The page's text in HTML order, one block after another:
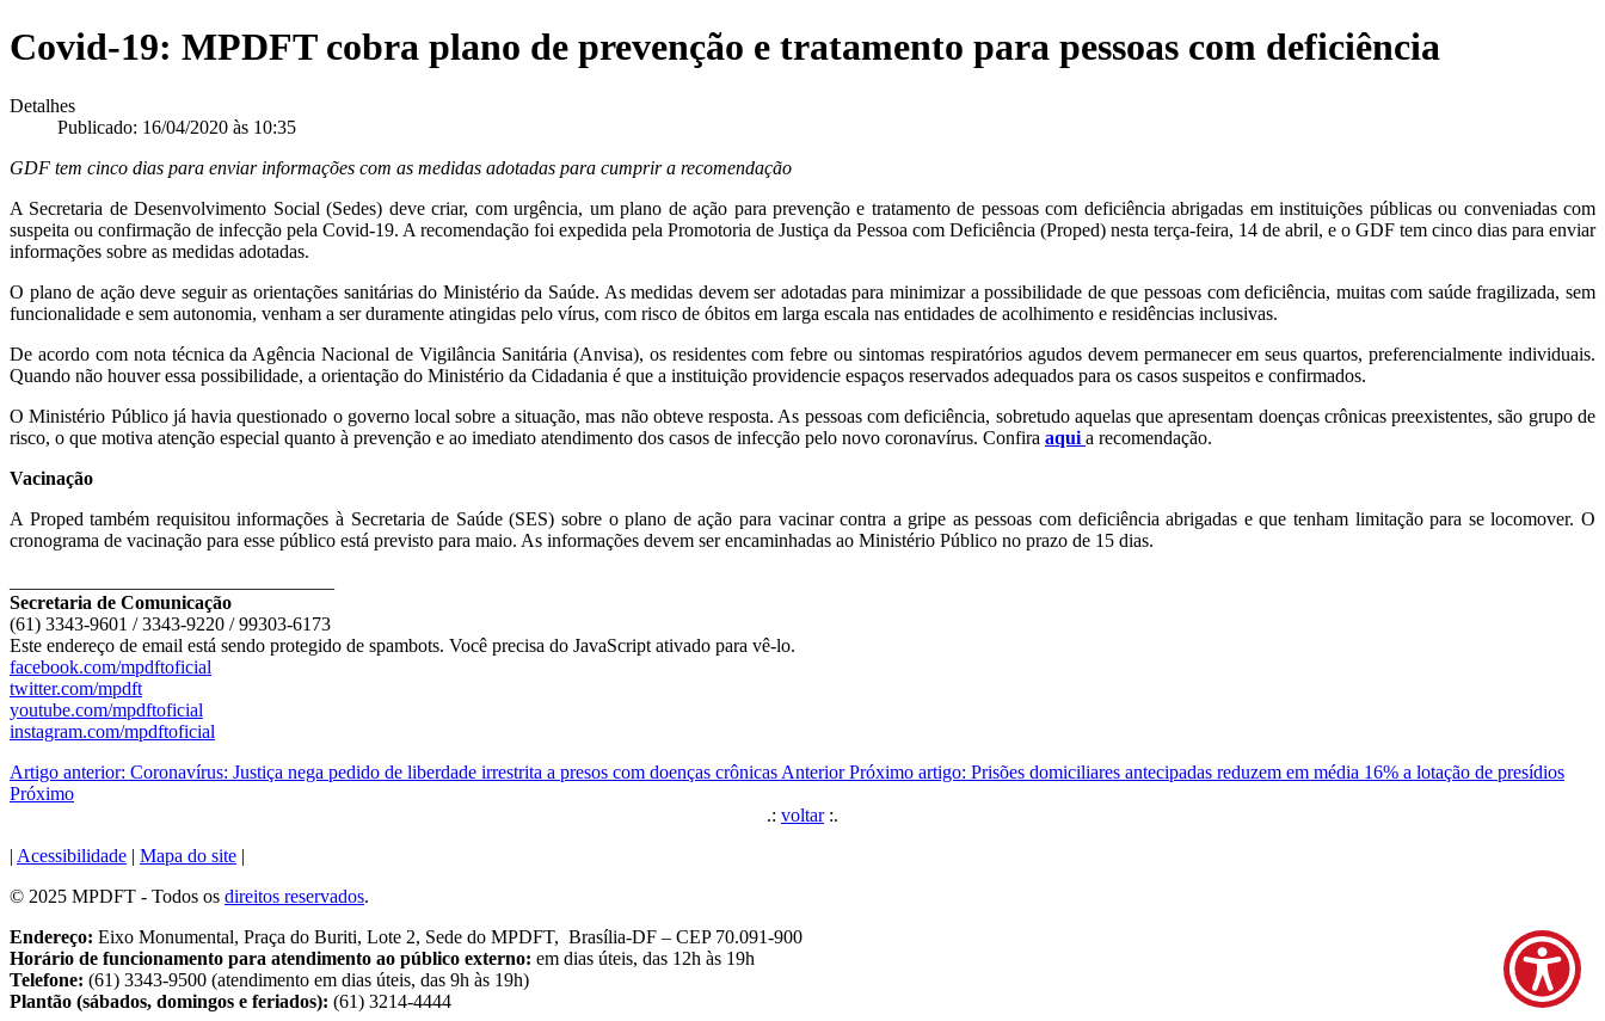
Covid-19: MPDFT cobra plano de prevenção e tratamento para pessoas com deficiência
Detalhes
Publicado: 16/04/2020 às 10:35
GDF tem cinco dias para enviar informações com as medidas adotadas para cumprir a recomendação
A Secretaria de Desenvolvimento Social (Sedes) deve criar, com urgência, um plano de ação para prevenção e tratamento de pessoas com deficiência abrigadas em instituições públicas ou conveniadas com
suspeita ou confirmação de infecção pela Covid-19. A recomendação foi expedida pela Promotoria de Justiça da Pessoa com Deficiência (Proped) nesta terça-feira, 14 de abril, e o GDF tem cinco dias para enviar
informações sobre as medidas adotadas.
O plano de ação deve seguir as orientações sanitárias do Ministério da Saúde. As medidas devem ser adotadas para minimizar a possibilidade de que pessoas com deficiência, muitas com saúde fragilizada, sem
funcionalidade e sem autonomia, venham a ser duramente atingidas pelo vírus, com risco de óbitos em larga escala nas entidades de acolhimento e residências inclusivas.
De acordo com nota técnica da Agência Nacional de Vigilância Sanitária (Anvisa), os residentes com febre ou sintomas respiratórios agudos devem permanecer em seus quartos, preferencialmente individuais.
Quando não houver essa possibilidade, a orientação do Ministério da Cidadania é que a instituição providencie espaços reservados adequados para os casos suspeitos e confirmados.
O Ministério Público já havia questionado o governo local sobre a situação, mas não obteve resposta. As pessoas com deficiência, sobretudo aquelas que apresentam doenças crônicas preexistentes, são grupo de
risco, o que motiva atenção especial quanto à prevenção e ao imediato atendimento dos casos de infecção pelo novo coronavírus. Confira aqui a recomendação.
Vacinação
A Proped também requisitou informações à Secretaria de Saúde (SES) sobre o plano de ação para vacinar contra a gripe as pessoas com deficiência abrigadas e que tenham limitação para se locomover. O
cronograma de vacinação para esse público está previsto para maio. As informações devem ser encaminhadas ao Ministério Público no prazo de 15 dias.
Secretaria de Comunicação
(61) 3343-9601 / 3343-9220 / 99303-6173
Este endereço de email está sendo protegido de spambots. Você precisa do JavaScript ativado para vê-lo.
facebook.com/mpdftoficial
twitter.com/mpdft
youtube.com/mpdftoficial
instagram.com/mpdftoficial
Artigo anterior: Coronavírus: Justiça nega pedido de liberdade irrestrita a presos com doenças crônicas Anterior Próximo artigo: Prisões domiciliares antecipadas reduzem em média 16% a lotação de presídios
Próximo
.: voltar:.
| Acessibilidade | Mapa do site |
© 2025 MPDFT - Todos os direitos reservados.
Endereço: Eixo Monumental, Praça do Buriti, Lote 2, Sede do MPDFT, Brasília-DF – CEP 70.091-900
Horário de funcionamento para atendimento ao público externo: em dias úteis, das 12h às 19h
Telefone: (61) 3343-9500 (atendimento em dias úteis, das 9h às 19h)
Plantão (sábados, domingos e feriados): (61) 3214-4444